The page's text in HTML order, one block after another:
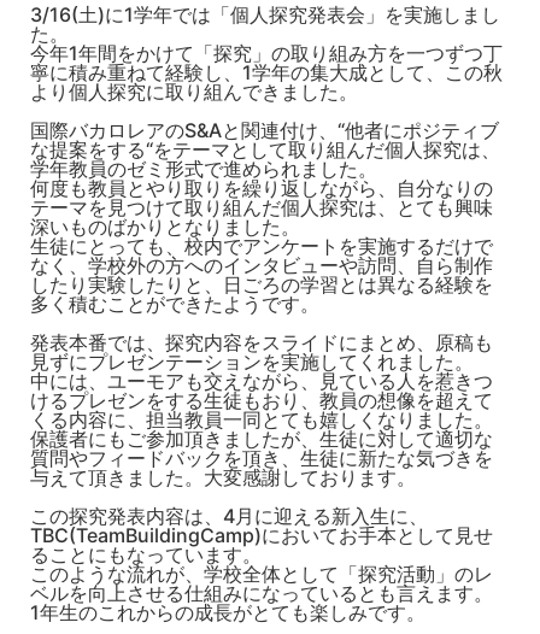
3/16(土)に1学年では「個人探究発表会」を実施しまし
た。
今年1年間をかけて「探究」の取り組み方を一つずつ丁
寧に積み重ねて経験し、1学年の集大成として、この秋
より個人探究に取り組んできました。
国際バカロレアのS&Aと関連付け、“他者にポジティブ
な提案をする“をテーマとして取り組んだ個人探究は、
学年教員のゼミ形式で進められました。
何度も教員とやり取りを繰り返しながら、自分なりの
テーマを見つけて取り組んだ個人探究は、とても興味
深いものばかりとなりました。
生徒にとっても、校内でアンケートを実施するだけで
なく、学校外の方へのインタビューや訪問、自ら制作
したり実験したりと、日ごろの学習とは異なる経験を
多く積むことができたようです。
発表本番では、探究内容をスライドにまとめ、原稿も
見ずにプレゼンテーションを実施してくれました。
中には、ユーモアも交えながら、見ている人を惹きつ
けるプレゼンをする生徒もおり、教員の想像を超えて
くる内容に、担当教員一同とても嬉しくなりました。
保護者にもご参加頂きましたが、生徒に対して適切な
質問やフィードバックを頂き、生徒に新たな気づきを
与えて頂きました。大変感謝しております。
この探究発表内容は、4月に迎える新入生に、
TBC(TeamBuildingCamp)においてお手本として見せ
ることにもなっています。
このような流れが、学校全体として「探究活動」のレ
ベルを向上させる仕組みになっているとも言えます。
1年生のこれからの成長がとても楽しみです。